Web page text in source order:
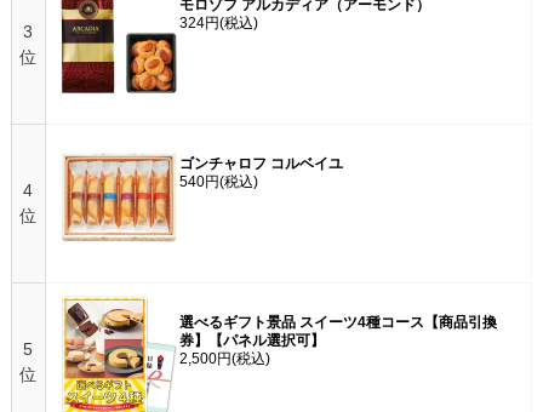
3
位
モロゾフ アルカディア（アーモンド）
324円(税込)
4
位
ゴンチャロフ コルベイユ
540円(税込)
5
位
選べるギフト景品 スイーツ4種コース【商品引換
券】【パネル選択可】
2,500円(税込)